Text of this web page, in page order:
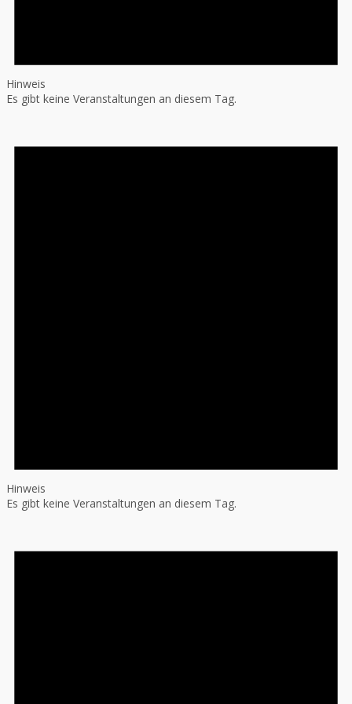
Hinweis
Es gibt keine Veranstaltungen an diesem Tag.
Hinweis
Es gibt keine Veranstaltungen an diesem Tag.